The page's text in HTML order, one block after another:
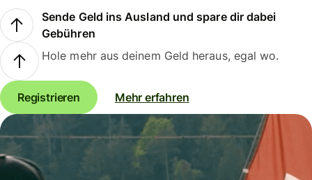
Sende Geld ins Ausland und spare dir dabei
Gebühren
Hole mehr aus deinem Geld heraus, egal wo.
Registrieren Mehr erfahren